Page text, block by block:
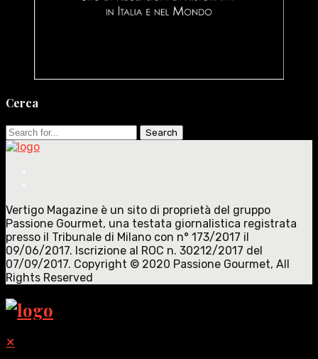
Cerca
Search
for:
Vertigo Magazine è un sito di proprietà del gruppo
Passione Gourmet, una testata giornalistica registrata
presso il Tribunale di Milano con n° 173/2017 il
09/06/2017. Iscrizione al ROC n. 30212/2017 del
07/09/2017. Copyright © 2020 Passione Gourmet, All
Rights Reserved
✕